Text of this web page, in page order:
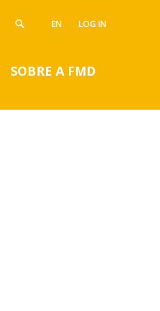
EN LOG IN
SOBRE A FMD